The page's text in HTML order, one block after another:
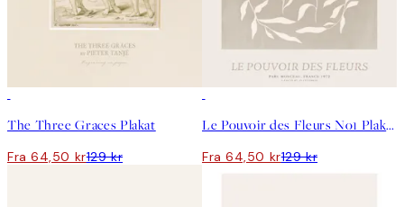
The Three Graces Plakat
Fra 64,50 kr129 kr
Le Pouvoir des Fleurs No1 Plakat
Fra 64,50 kr129 kr